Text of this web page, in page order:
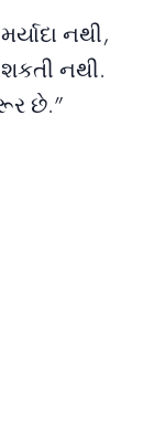
નથી,
નથી.
છે.”